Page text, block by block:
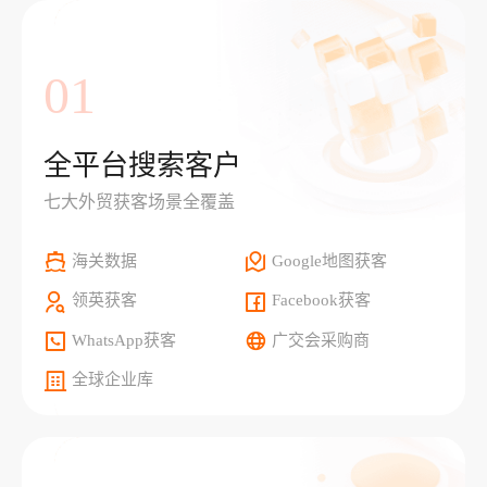
01
全平台搜索客户
七大外贸获客场景全覆盖
海关数据 Google地图获客
领英获客 Facebook获客
WhatsApp获客 广交会采购商
全球企业库